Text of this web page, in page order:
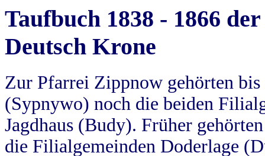
Taufbuch 1838 - 1866
Deutsch Krone
Zur Pfarrei Zippnow gehörten
(Sypnywo) noch die beiden
Jagdhaus (Budy). Früher
die Filialgemeinden Doderlage